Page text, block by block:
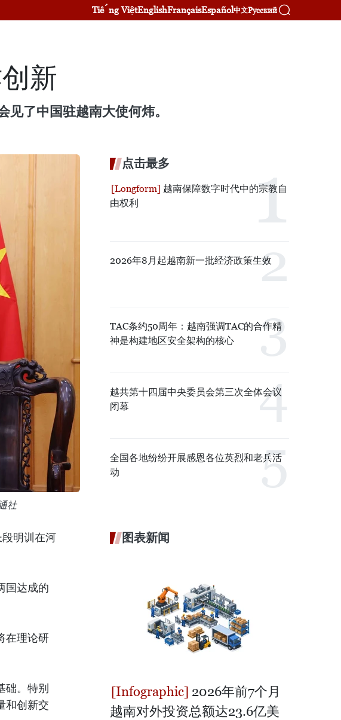
Tiếng ViệtEnglishFrançaisEspañol中文Русский
新
了中国驻越南大使何炜。
社
明训在河
国达成的
在理论研
础。特别
和创新交
点击最多
越南保障数字时代中的宗教自
由权利
2026年8月起越南新一批经济政策生效
TAC条约50周年：越南强调TAC的合作精
神是构建地区安全架构的核心
越共第十四届中央委员会第三次全体会议
闭幕
全国各地纷纷开展感恩各位英烈和老兵活
动
图表新闻
2026年前7个月
越南对外投资总额达23.6亿美